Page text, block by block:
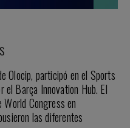
Olocip, participó en el Sports
el Barça Innovation Hub. El
Congress en
las diferentes